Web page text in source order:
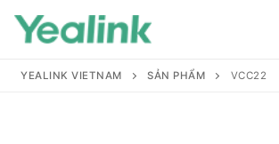
YEALINK VIETNAM SẢN PHẨM VCC22